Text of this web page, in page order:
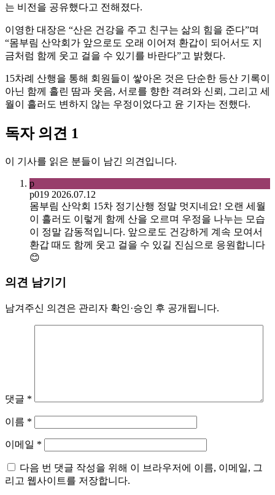
는 비전을 공유했다고 전해졌다.
이영한 대장은 “산은 건강을 주고 친구는 삶의 힘을 준다”며
“몸부림 산악회가 앞으로도 오래 이어져 환갑이 되어서도 지
금처럼 함께 웃고 걸을 수 있기를 바란다”고 밝혔다.
15차례 산행을 통해 회원들이 쌓아온 것은 단순한 등산 기록이
아닌 함께 흘린 땀과 웃음, 서로를 향한 격려와 신뢰, 그리고 세
월이 흘러도 변하지 않는 우정이었다고 윤 기자는 전했다.
독자 의견 1
이 기사를 읽은 분들이 남긴 의견입니다.
p
p019 2026.07.12
몸부림 산악회 15차 정기산행 정말 멋지네요! 오랜 세월
이 흘러도 이렇게 함께 산을 오르며 우정을 나누는 모습
이 정말 감동적입니다. 앞으로도 건강하게 계속 모여서
환갑 때도 함께 웃고 걸을 수 있길 진심으로 응원합니다
😊
의견 남기기
남겨주신 의견은 관리자 확인·승인 후 공개됩니다.
댓글 *
이름 *
이메일 *
다음 번 댓글 작성을 위해 이 브라우저에 이름, 이메일, 그
리고 웹사이트를 저장합니다.